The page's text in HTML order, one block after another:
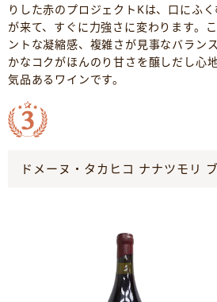
りした赤のプロジェクトKは、口にふ
が来て、すぐに力強さに変わります。
ントな凝縮感、複雑さが見事なバラン
かなコクがほんのり甘さを醸しだし心
気品あるワインです。
ドメーヌ・タカヒコ ナナツモリ